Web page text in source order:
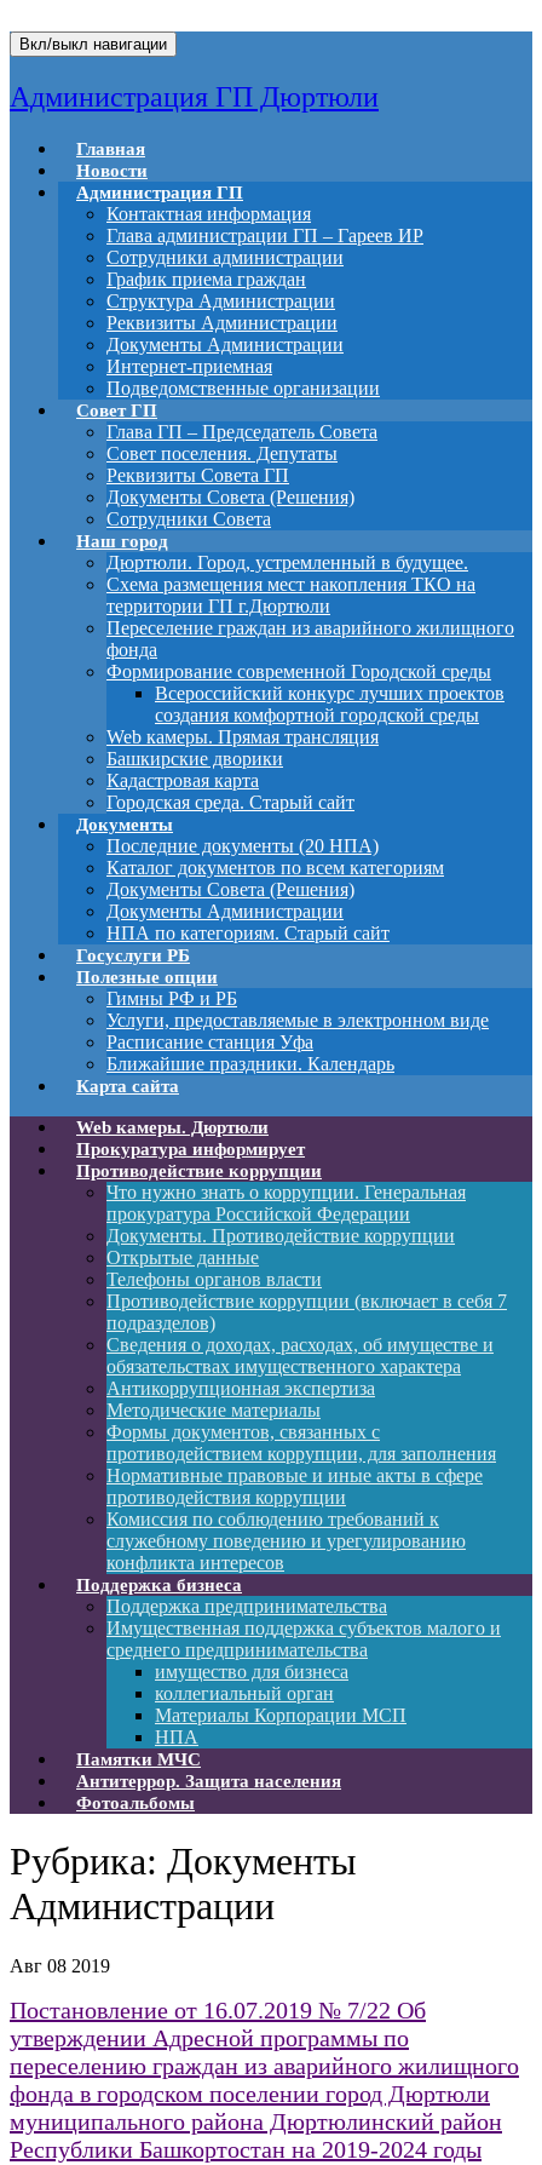
Вкл/выкл навигации
Администрация ГП Дюртюли
Главная
Новости
Администрация ГП
Контактная информация
Глава администрации ГП – Гареев ИР
Сотрудники администрации
График приема граждан
Структура Администрации
Реквизиты Администрации
Документы Администрации
Интернет-приемная
Подведомственные организации
Совет ГП
Глава ГП – Председатель Совета
Совет поселения. Депутаты
Реквизиты Совета ГП
Документы Совета (Решения)
Сотрудники Совета
Наш город
Дюртюли. Город, устремленный в будущее.
Схема размещения мест накопления ТКО на
территории ГП г.Дюртюли
Переселение граждан из аварийного жилищного
фонда
Формирование современной Городской среды
Всероссийский конкурс лучших проектов
создания комфортной городской среды
Web камеры. Прямая трансляция
Башкирские дворики
Кадастровая карта
Городская среда. Старый сайт
Документы
Последние документы (20 НПА)
Каталог документов по всем категориям
Документы Совета (Решения)
Документы Администрации
НПА по категориям. Старый сайт
Госуслуги РБ
Полезные опции
Гимны РФ и РБ
Услуги, предоставляемые в электронном виде
Расписание станция Уфа
Ближайшие праздники. Календарь
Карта сайта
Web камеры. Дюртюли
Прокуратура информирует
Противодействие коррупции
Что нужно знать о коррупции. Генеральная
прокуратура Российской Федерации
Документы. Противодействие коррупции
Открытые данные
Телефоны органов власти
Противодействие коррупции (включает в себя 7
подразделов)
Сведения о доходах, расходах, об имуществе и
обязательствах имущественного характера
Антикоррупционная экспертиза
Методические материалы
Формы документов, связанных с
противодействием коррупции, для заполнения
Нормативные правовые и иные акты в сфере
противодействия коррупции
Комиссия по соблюдению требований к
служебному поведению и урегулированию
конфликта интересов
Поддержка бизнеса
Поддержка предпринимательства
Имущественная поддержка субъектов малого и
среднего предпринимательства
имущество для бизнеса
коллегиальный орган
Материалы Корпорации МСП
НПА
Памятки МЧС
Антитеррор. Защита населения
Фотоальбомы
Рубрика: Документы
Администрации
Авг 08 2019
Постановление от 16.07.2019 № 7/22 Об
утверждении Адресной программы по
переселению граждан из аварийного жилищного
фонда в городском поселении город Дюртюли
муниципального района Дюртюлинский район
Республики Башкортостан на 2019-2024 годы